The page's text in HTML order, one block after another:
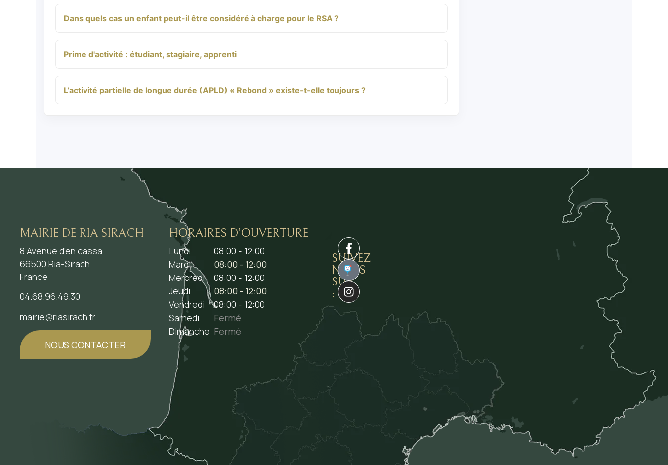
Dans quels cas un enfant peut-il être considéré à charge pour le RSA ?
Prime d'activité : étudiant, stagiaire, apprenti
L’activité partielle de longue durée (APLD) « Rebond » existe-t-elle toujours ?
MAIRIE DE RIA SIRACH
8 Avenue d’en cassa
66500 Ria-Sirach
France
04.68.96.49.30
mairie@riasirach.fr
NOUS CONTACTER
HORAIRES D’OUVERTURE
Lundi
08:00 - 12:00
Mardi
08:00 - 12:00
Mercredi
08:00 - 12:00
Jeudi
08:00 - 12:00
Vendredi
08:00 - 12:00
Samedi
Fermé
Dimanche Fermé
SUIVEZ-
NOUS
SUR
:
1